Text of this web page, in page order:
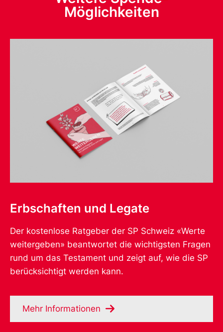
Möglichkeiten
Erbschaften und Legate
Der kostenlose Ratgeber der SP Schweiz «Werte
weitergeben» beantwortet die wichtigsten Fragen
rund um das Testament und zeigt auf, wie die SP
berücksichtigt werden kann.
Mehr Informationen